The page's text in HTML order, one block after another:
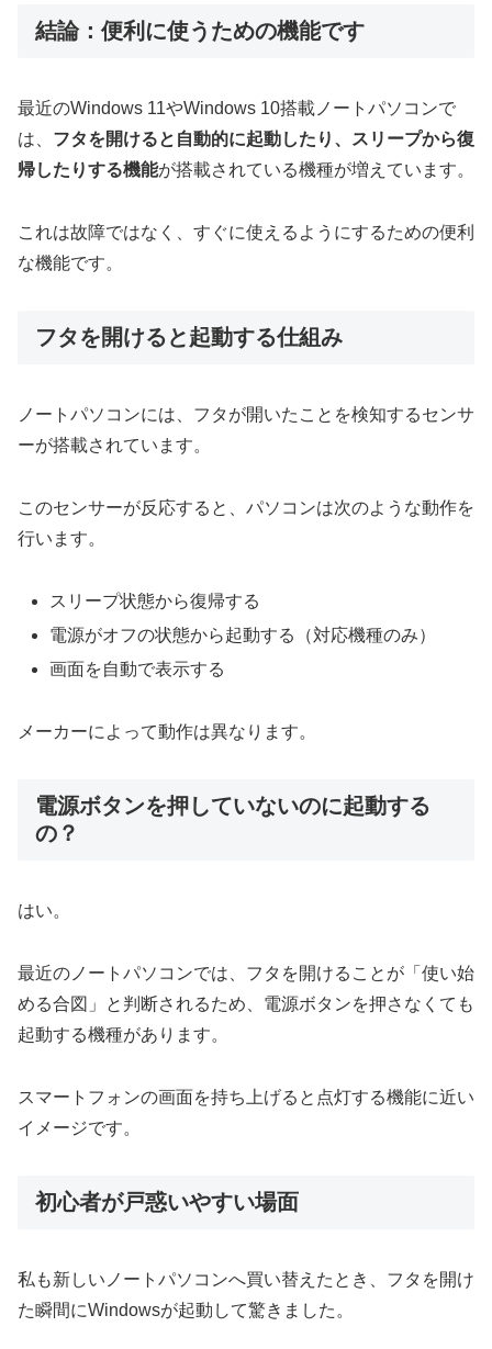
結論：便利に使うための機能です
最近のWindows 11やWindows 10搭載ノートパソコンで
は、 フタを開けると自動的に起動したり、スリープから復
帰したりする機能が搭載されている機種が増えています。
これは故障ではなく、すぐに使えるようにするための便利
な機能です。
フタを開けると起動する仕組み
ノートパソコンには、フタが開いたことを検知するセンサ
ーが搭載されています。
このセンサーが反応すると、パソコンは次のような動作を
行います。
スリープ状態から復帰する
電源がオフの状態から起動する（対応機種のみ）
画面を自動で表示する
メーカーによって動作は異なります。
電源ボタンを押していないのに起動する
の？
はい。
最近のノートパソコンでは、フタを開けることが「使い始
める合図」と判断されるため、電源ボタンを押さなくても
起動する機種があります。
スマートフォンの画面を持ち上げると点灯する機能に近い
イメージです。
初心者が戸惑いやすい場面
私も新しいノートパソコンへ買い替えたとき、フタを開け
た瞬間にWindowsが起動して驚きました。